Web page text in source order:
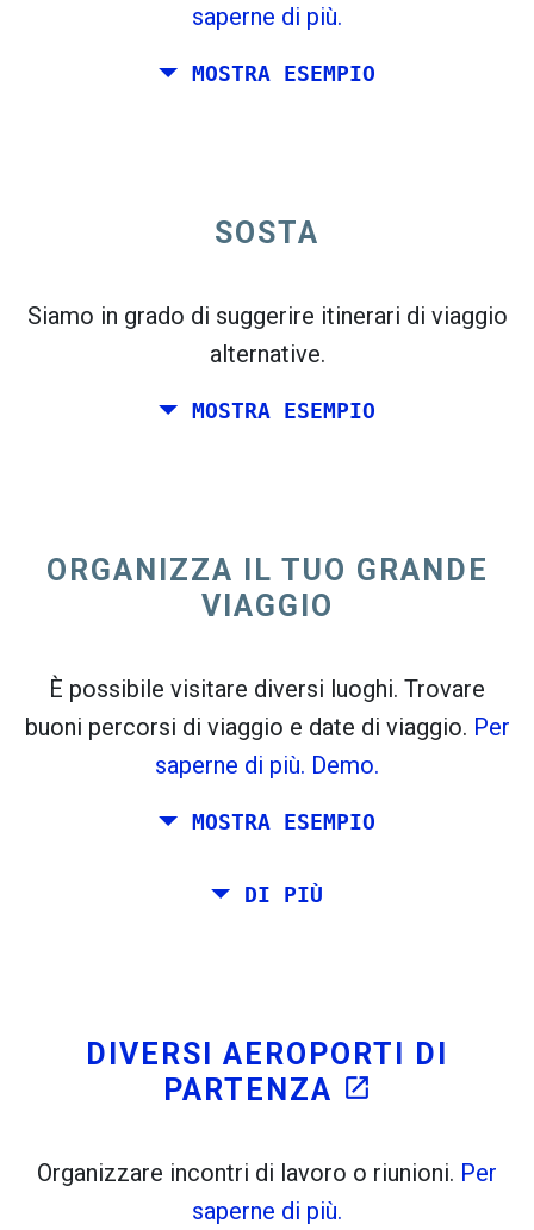
la mappa delle partenze.
flight_takeoff flight_land
saperne di più.
MOSTRA ESEMPIO
andata
Seleziona l'ordinamento CO
Prova questo open_in_new
Trovato in precedenza:
. Stima: 52 kg CO . Di Più:LinkedIn open_in_new
SOSTA
Siamo in grado di suggerire itinerari di viaggio
alternative.
MOSTRA ESEMPIO
ORGANIZZA IL TUO GRANDE
VIAGGIO
È possibile visitare diversi luoghi. Trovare
buoni percorsi di viaggio e date di viaggio. Per
saperne di più. Demo.
MOSTRA ESEMPIO
Pianificare un viaggio via Roma, Barcellona, ​​
DI PIÙ
DIVERSI AEROPORTI DI
PARTENZA open_in_new
Organizzare incontri di lavoro o riunioni. Per
saperne di più.